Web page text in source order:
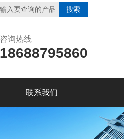
咨询热线
18688795860
联系我们